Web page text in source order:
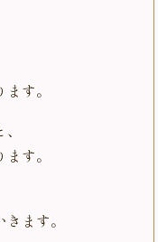
す。
す。
ます。